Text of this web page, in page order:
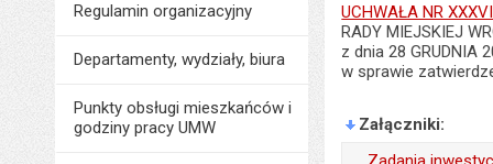
Regulamin organizacyjny
Departamenty, wydziały, biura
Punkty obsługi mieszkańców i
godziny pracy UMW
UCHWAŁA NR
RADY MIEJSKIEJ
z dnia 28 GRUDNIA
w sprawie
Załączniki